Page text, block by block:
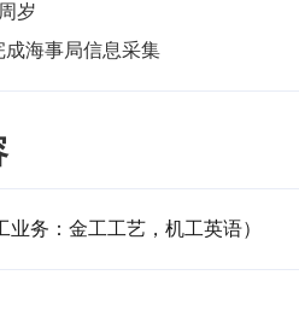
岁
成海事局信息采集
业务：金工工艺，机工英语）